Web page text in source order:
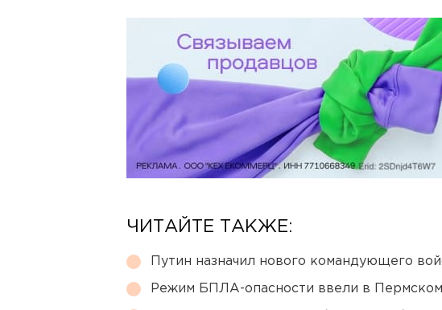
ЧИТАЙТЕ ТАКЖЕ:
Путин назначил нового командующего
Режим БПЛА-опасности ввели в